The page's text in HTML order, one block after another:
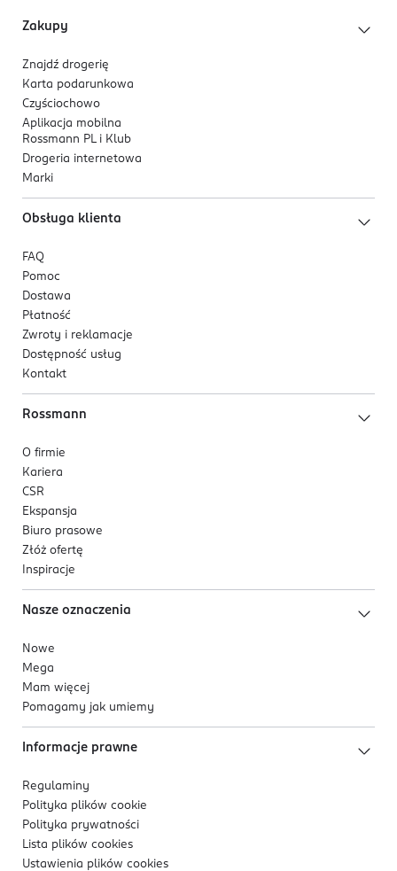
Zakupy
Znajdź drogerię
Karta podarunkowa
Czyściochowo
Aplikacja mobilna
Rossmann PL i Klub
Drogeria internetowa
Marki
Obsługa klienta
FAQ
Pomoc
Dostawa
Płatność
Zwroty i reklamacje
Dostępność usług
Kontakt
Rossmann
O firmie
Kariera
CSR
Ekspansja
Biuro prasowe
Złóż ofertę
Inspiracje
Nasze oznaczenia
Nowe
Mega
Mam więcej
Pomagamy jak umiemy
Informacje prawne
Regulaminy
Polityka plików cookie
Polityka prywatności
Lista plików cookies
Ustawienia plików cookies